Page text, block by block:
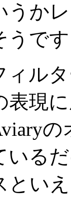
か
うで
ィル
現
いる
とい